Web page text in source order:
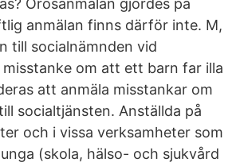
Orosanmälan gjordes på
anmälan finns därför inte. M,
till socialnämnden vid
misstanke om att ett barn far illa
att anmäla misstankar om
socialtjänsten. Anställda på
och i vissa verksamheter som
(skola, hälso- och sjukvård